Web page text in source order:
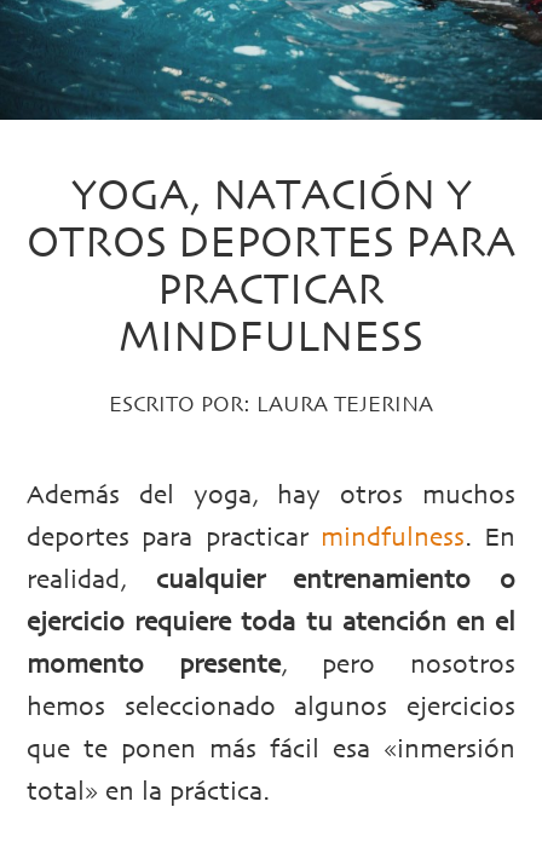
YOGA, NATACIÓN Y
OTROS DEPORTES PARA
PRACTICAR
MINDFULNESS
ESCRITO POR: LAURA TEJERINA
Además del yoga, hay otros muchos
deportes para practicar mindfulness. En
realidad, cualquier entrenamiento o
ejercicio requiere toda tu atención en el
momento presente, pero nosotros
hemos seleccionado algunos ejercicios
que te ponen más fácil esa «inmersión
total» en la práctica.